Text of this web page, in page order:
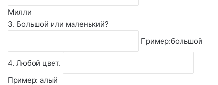
Милли
3. Большой или маленький?
Пример:большой
4. Любой цвет.
Пример: алый